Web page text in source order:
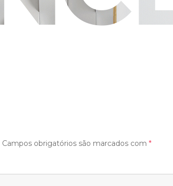
Campos obrigatórios são marcados com *